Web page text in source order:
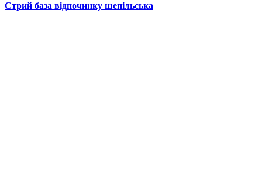
Стрий база відпочинку шепільська